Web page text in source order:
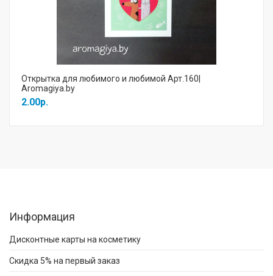
Открытка для любимого и любимой Арт.160|
Aromagiya.by
2.00р.
Информация
Дисконтные карты на косметику
Скидка 5% на первый заказ